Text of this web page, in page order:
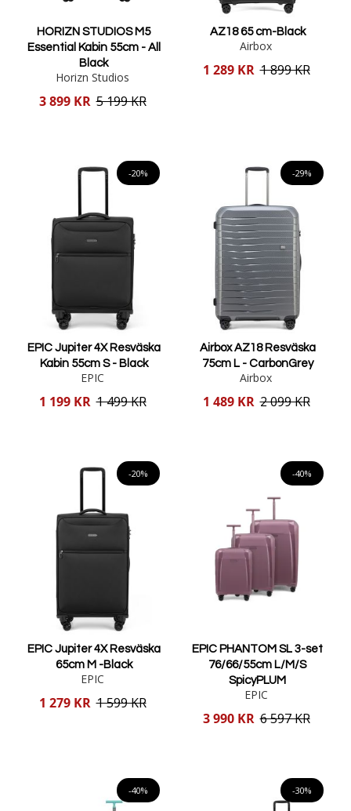
HORIZN STUDIOS M5
Essential Kabin 55cm - All
Black
Horizn Studios
Reducerat
3 899 KR 5 199 KR
AZ18 65 cm-Black
Airbox
Reducerat
1 289 KR 1 899 KR
-20%
EPIC Jupiter 4X Resväska
Kabin 55cm S - Black
EPIC
Reducerat
1 199 KR 1 499 KR
-29%
Airbox AZ18 Resväska
75cm L - CarbonGrey
Airbox
Reducerat
1 489 KR 2 099 KR
-20%
EPIC Jupiter 4X Resväska
65cm M -Black
EPIC
Reducerat
1 279 KR 1 599 KR
-40%
EPIC PHANTOM SL 3-set
76/66/55cm L/M/S
SpicyPLUM
EPIC
Reducerat
3 990 KR 6 597 KR
-40% -30%